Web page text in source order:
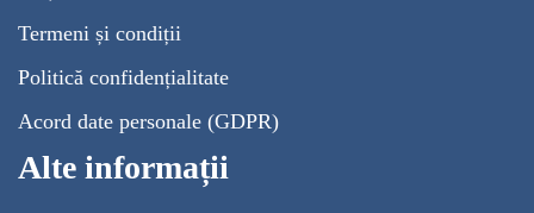
Termeni și condiții
Politică confidențialitate
Acord date personale (GDPR)
Alte informații